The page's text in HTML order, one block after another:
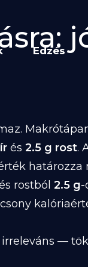
Edzés
és 2.5 g rost.
rostból 2.5 g-
—